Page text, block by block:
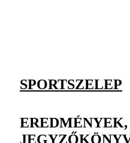
SPORTSZELEP
EREDMÉNYEK,